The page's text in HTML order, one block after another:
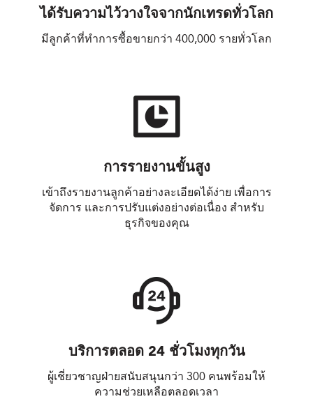
ได้รับความไว้วางใจจากนักเทรดทั่วโลก
มีลูกค้าที่ทำการซื้อขายกว่า 400,000 รายทั่วโลก
การรายงานขั้นสูง
เข้าถึงรายงานลูกค้าอย่างละเอียดได้ง่าย เพื่อการ
จัดการ และการปรับแต่งอย่างต่อเนื่อง สำหรับ
ธุรกิจของคุณ
บริการตลอด 24 ชั่วโมงทุกวัน
ผู้เชี่ยวชาญฝ่ายสนับสนุนกว่า 300 คนพร้อมให้
ความช่วยเหลือตลอดเวลา